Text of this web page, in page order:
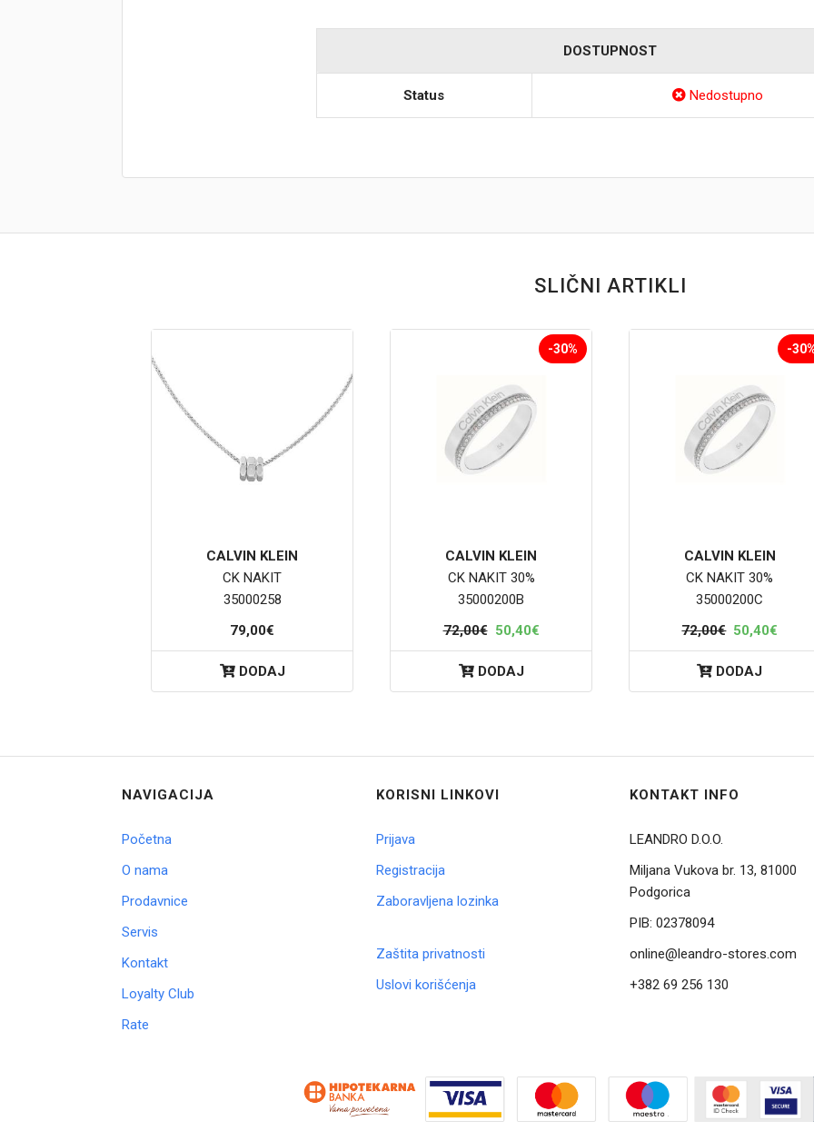
DOSTUPNOST
Status Nedostupno
SLIČNI ARTIKLI
CALVIN KLEIN
CK NAKIT
35000258
79,00€
DODAJ
-30%
CALVIN KLEIN
CK NAKIT 30%
35000200B
72,00€ 50,40€
DODAJ
-
CALVIN KLEIN
CK NAKIT 30%
35000200C
72,00€ 50,40€
DODAJ
NAVIGACIJA
Početna
O nama
Prodavnice
Servis
Kontakt
Loyalty Club
Rate
KORISNI LINKOVI
Prijava
Registracija
Zaboravljena lozinka
Zaštita privatnosti
Uslovi korišćenja
KONTAKT INFO
LEANDRO D.O.O.
Miljana Vukova br. 13, 81000
Podgorica
PIB:02378094
online@leandro-stores.com
+382 69 256 130